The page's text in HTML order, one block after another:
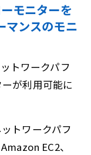
モニターを
マンスのモニ
トワークパフ
が利⽤可能に
トワークパフ
EC2、